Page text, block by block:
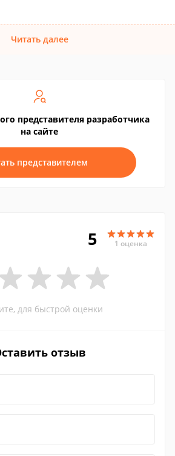
Читать далее
представителя разработчика
на сайте
представителем
5 1 оценка
для быстрой оценки
отзыв